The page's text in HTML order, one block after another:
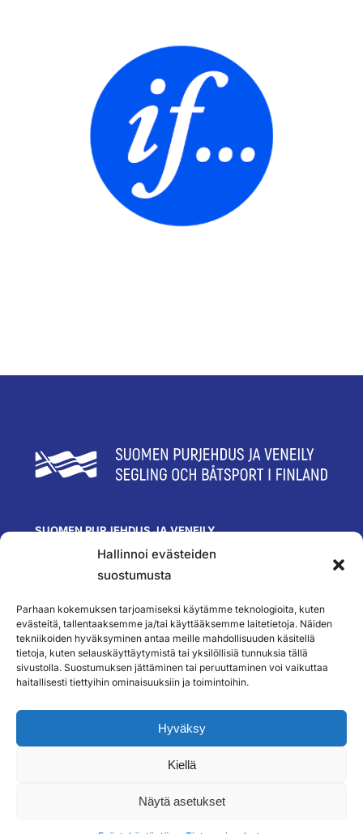
Hallinnoi evästeiden
suostumusta
Parhaan kokemuksen tarjoamiseksi käytämme teknologioita, kuten
evästeitä, tallentaaksemme ja/tai käyttääksemme laitetietoja. Näiden
tekniikoiden hyväksyminen antaa meille mahdollisuuden käsitellä
tietoja, kuten selauskäyttäytymistä tai yksilöllisiä tunnuksia tällä
sivustolla. Suostumuksen jättäminen tai peruuttaminen voi vaikuttaa
haitallisesti tiettyihin ominaisuuksiin ja toimintoihin.
Hyväksy
Kiellä
Näytä asetukset
SUOMEN PURJEHDUS JA VENEILY
Olympiastadion
Paavo Nurmen tie 1
Yhteystiedot
SEURAA MEITÄ
TILAA UUTISKIRJEEMME